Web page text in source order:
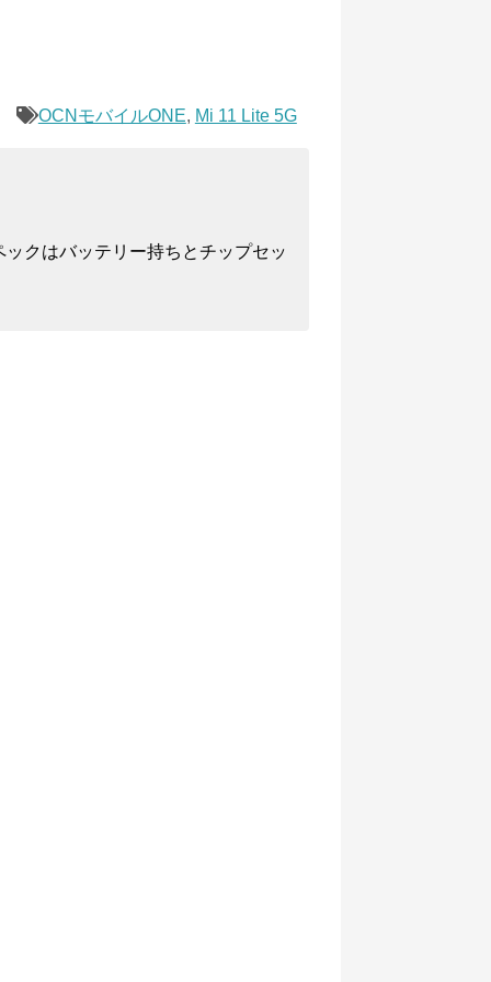
OCNモバイルONE, Mi 11 Lite 5G
クはバッテリー持ちとチップセッ